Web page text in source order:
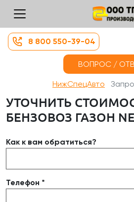
8 800 550-39-04
ВОПРОС /
НижСпецАвто
УТОЧНИТЬ
БЕНЗОВОЗ ГАЗОН
Как к вам обратиться?
Телефон *